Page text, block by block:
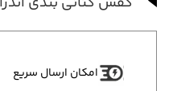
امکان ارسال سریع